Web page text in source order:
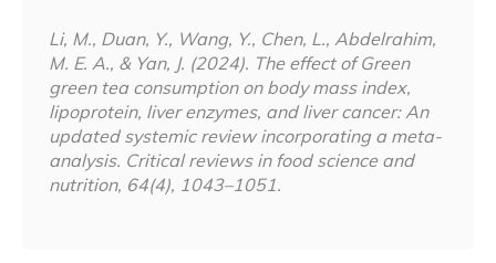
Li, M., Duan, Y., Wang, Y., Chen, L., Abdelrahim,
M. E. A., & Yan, J. (2024). The effect of Green
green tea consumption on body mass index,
lipoprotein, liver enzymes, and liver cancer: An
updated systemic review incorporating a meta-
analysis. Critical reviews in food science and
nutrition, 64(4), 1043–1051.